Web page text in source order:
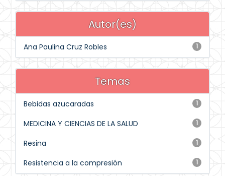
Autor(es)
1
Ana Paulina Cruz Robles
Temas
1
Bebidas azucaradas
1
MEDICINA Y CIENCIAS DE LA SALUD
1
Resina
1
Resistencia a la compresión